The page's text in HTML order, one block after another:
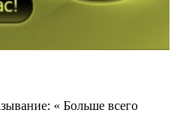
« Больше всего